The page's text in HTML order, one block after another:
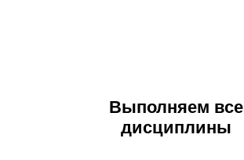
Выполняем все
дисциплины